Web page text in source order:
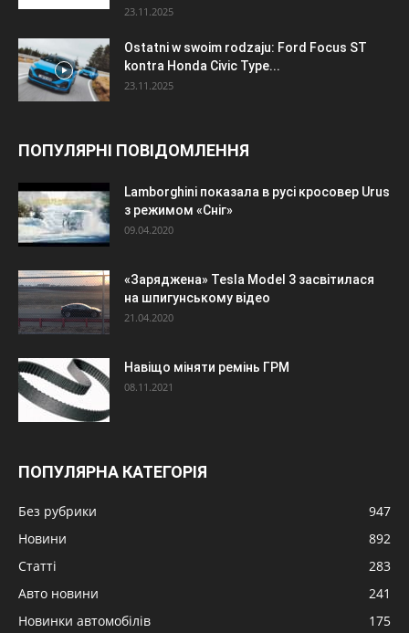
23.11.2025
Ostatni w swoim rodzaju: Ford Focus ST
kontra Honda Civic Type...
23.11.2025
ПОПУЛЯРНІ ПОВІДОМЛЕННЯ
Lamborghini показала в русі кросовер Urus
з режимом «Сніг»
09.04.2020
«Заряджена» Tesla Model 3 засвітилася
на шпигунському відео
21.04.2020
Навіщо міняти ремінь ГРМ
08.11.2021
ПОПУЛЯРНА КАТЕГОРІЯ
Без рубрики
947
Новини
892
Статті
283
Авто новини
241
Новинки автомобілів
175